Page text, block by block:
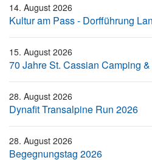
14. August 2026
Kultur am Pass - Dorfführung
15. August 2026
70 Jahre St. Cassian Camping
28. August 2026
Dynafit Transalpine Run 2026
28. August 2026
Begegnungstag 2026